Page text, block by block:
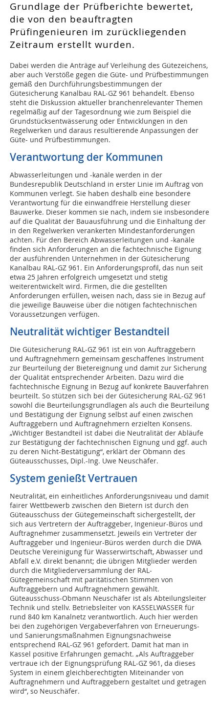
Grundlage der Prüfberichte bewertet,
die von den beauftragten
Prüfingenieuren im zurückliegenden
Zeitraum erstellt wurden.
Dabei werden die Anträge auf Verleihung des Gütezeichens,
aber auch Verstöße gegen die Güte- und Prüfbestimmungen
gemäß den Durchführungsbestimmungen der
Gütesicherung Kanalbau RAL-GZ 961 behandelt. Ebenso
steht die Diskussion aktueller branchenrelevanter Themen
regelmäßig auf der Tagesordnung wie zum Beispiel die
Grundstücksentwässerung oder Entwicklungen in den
Regelwerken und daraus resultierende Anpassungen der
Güte- und Prüfbestimmungen.
Verantwortung der Kommunen
Abwasserleitungen und -kanäle werden in der
Bundesrepublik Deutschland in erster Linie im Auftrag von
Kommunen verlegt. Sie haben deshalb eine besondere
Verantwortung für die einwandfreie Herstellung dieser
Bauwerke. Dieser kommen sie nach, indem sie insbesondere
auf die Qualität der Bauausführung und die Einhaltung der
in den Regelwerken verankerten Mindestanforderungen
achten. Für den Bereich Abwasserleitungen und -kanäle
finden sich Anforderungen an die fachtechnische Eignung
der ausführenden Unternehmen in der Gütesicherung
Kanalbau RAL-GZ 961. Ein Anforderungsprofil, das nun seit
etwa 25 Jahren erfolgreich umgesetzt und stetig
weiterentwickelt wird. Firmen, die die gestellten
Anforderungen erfüllen, weisen nach, dass sie in Bezug auf
die jeweilige Bauweise über die nötigen fachtechnischen
Voraussetzungen verfügen.
Neutralität wichtiger Bestandteil
Die Gütesicherung RAL-GZ 961 ist ein von Auftraggebern
und Auftragnehmern gemeinsam geschaffenes Instrument
zur Beurteilung der Bietereignung und damit zur Sicherung
der Qualität entsprechender Arbeiten. Dazu wird die
fachtechnische Eignung in Bezug auf konkrete Bauverfahren
beurteilt. So stützen sich bei der Gütesicherung RAL-GZ 961
sowohl die Beurteilungsgrundlagen als auch die Beurteilung
und Bestätigung der Eignung selbst auf einen zwischen
Auftraggebern und Auftragnehmern erzielten Konsens.
„Wichtiger Bestandteil ist dabei die Neutralität der Abläufe
zur Bestätigung der fachtechnischen Eignung und ggf. auch
zu deren Nicht-Bestätigung“, erklärt der Obmann des
Güteausschusses, Dipl.-Ing. Uwe Neuschäfer.
System genießt Vertrauen
Neutralität, ein einheitliches Anforderungsniveau und damit
fairer Wettbewerb zwischen den Bietern ist durch den
Güteausschuss der Gütegemeinschaft sichergestellt, der
sich aus Vertretern der Auftraggeber, Ingenieur-Büros und
Auftragnehmer zusammensetzt. Jeweils ein Vertreter der
Auftraggeber und Ingenieur-Büros werden durch die DWA
Deutsche Vereinigung für Wasserwirtschaft, Abwasser und
Abfall e.V. direkt benannt; die übrigen Mitglieder werden
durch die Mitgliederversammlung der RAL-
Gütegemeinschaft mit paritätischen Stimmen von
Auftraggebern und Auftragnehmern gewählt.
Güteausschuss-Obmann Neuschäfer ist als Abteilungsleiter
Technik und stellv. Betriebsleiter von KASSELWASSER für
rund 840 km Kanalnetz verantwortlich. Auch hier werden
bei den zugehörigen Vergabeverfahren von Erneuerungs-
und Sanierungsmaßnahmen Eignungsnachweise
entsprechend RAL-GZ 961 gefordert. Damit hat man in
Kassel positive Erfahrungen gemacht. „Als Auftraggeber
vertraue ich der Eignungsprüfung RAL-GZ 961, da dieses
System in einem gleichberechtigten Miteinander von
Auftragnehmern und Auftraggebern gestaltet und getragen
wird“, so Neuschäfer.